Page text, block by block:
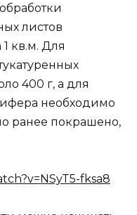
листов
кв.м. Для
400 г, а для
необходимо
ранее покрашено,
fksa8